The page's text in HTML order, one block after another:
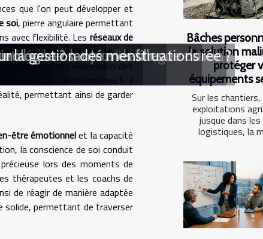
que l'on peut développer et
soi, pierre angulaire permettant
avec flexibilité. Les réseaux de
un rôle prépondérant dans la
et l'expression des
permettant ainsi de garder
être émotionnelet la capacité
la conscience de soi conduit
lors des moments de
thérapeutes et les coachs de
de réagir de manière adaptée
solide, permettant de traverser
Bâches
la solution
protéger
équipements
Sur les
exploitations
jusque dans
logistiques, la
soulagement rapide
pour une meilleure prévention
elles les soins de longue durée ?
chez les jeunes filles
bonne santé
?
la gestion des menstruations